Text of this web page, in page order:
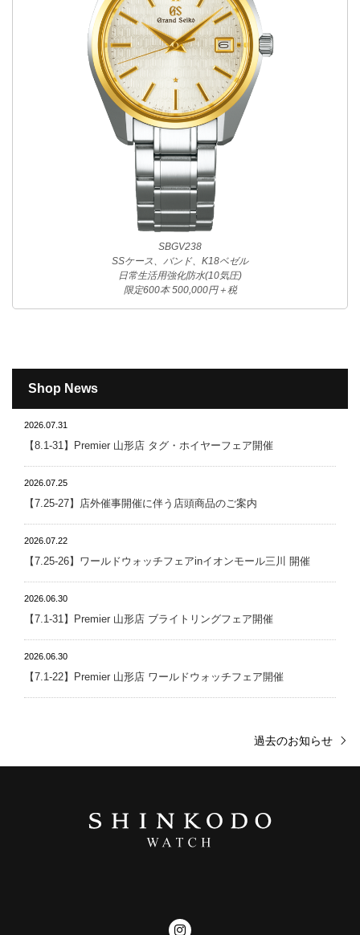
SBGV238
SSケース、バンド、K18ベゼル
日常生活用強化防水(10気圧)
限定600本 500,000円＋税
Shop News
2026.07.31
【8.1-31】Premier 山形店 タグ・ホイヤーフェア開催
2026.07.25
【7.25-27】店外催事開催に伴う店頭商品のご案内
2026.07.22
【7.25-26】ワールドウォッチフェアinイオンモール三川 開催
2026.06.30
【7.1-31】Premier 山形店 ブライトリングフェア開催
2026.06.30
【7.1-22】Premier 山形店 ワールドウォッチフェア開催
過去のお知らせ